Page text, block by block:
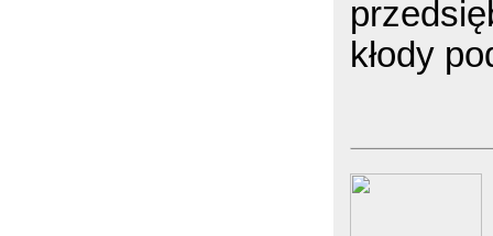
kłody